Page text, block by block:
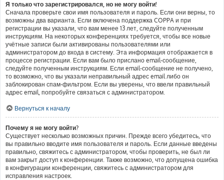
Я только что зарегистрировался, но не могу войти!
Сначала проверьте свои имя пользователя и пароль. Если они верны, то
возможны два варианта. Если включена поддержка COPPA и при
регистрации вы указали, что вам менее 13 лет, следуйте полученным
инструкциям. На некоторых конференциях требуется, чтобы все новые
учётные записи были активированы пользователями или
администратором до входа в систему. Эта информация отображается в
процессе регистрации. Если вам было прислано email-сообщение,
следуйте полученным инструкциям. Если email-сообщение не получено,
то возможно, что вы указали неправильный адрес email либо он
заблокирован спам-фильтром. Если вы уверены, что ввели правильный
адрес email, попробуйте связаться с администратором.
Вернуться к началу
Почему я не могу войти?
Существует несколько возможных причин. Прежде всего убедитесь, что
вы правильно вводите имя пользователя и пароль. Если данные введены
правильно, свяжитесь с администратором, чтобы проверить, не был ли
вам закрыт доступ к конференции. Также возможно, что допущена ошибка
в конфигурации конференции, свяжитесь с администратором для
исправления настроек.